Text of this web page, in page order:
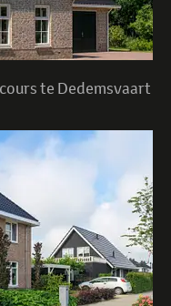
te Dedemsvaart